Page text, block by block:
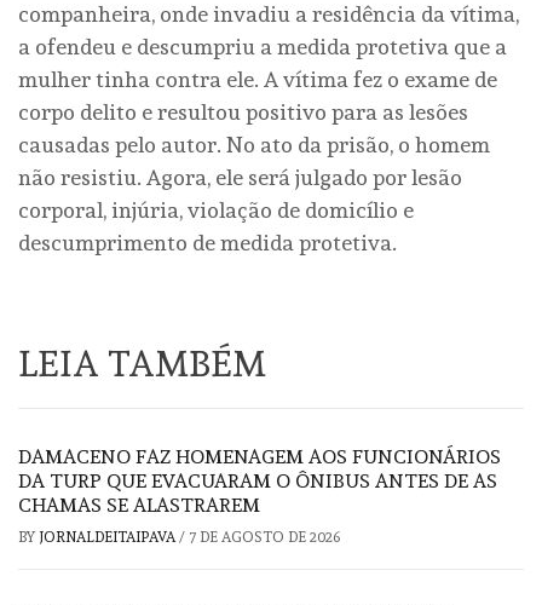
companheira, onde invadiu a residência da vítima,
a ofendeu e descumpriu a medida protetiva que a
mulher tinha contra ele. A vítima fez o exame de
corpo delito e resultou positivo para as lesões
causadas pelo autor. No ato da prisão, o homem
não resistiu. Agora, ele será julgado por lesão
corporal, injúria, violação de domicílio e
descumprimento de medida protetiva.
LEIA TAMBÉM
DAMACENO FAZ HOMENAGEM AOS FUNCIONÁRIOS
DA TURP QUE EVACUARAM O ÔNIBUS ANTES DE AS
CHAMAS SE ALASTRAREM
BY JORNALDEITAIPAVA/ 7 DE AGOSTO DE 2026